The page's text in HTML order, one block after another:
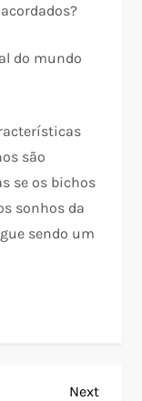
do mundo
são
se os bichos
sonhos da
sendo um
Next
Next